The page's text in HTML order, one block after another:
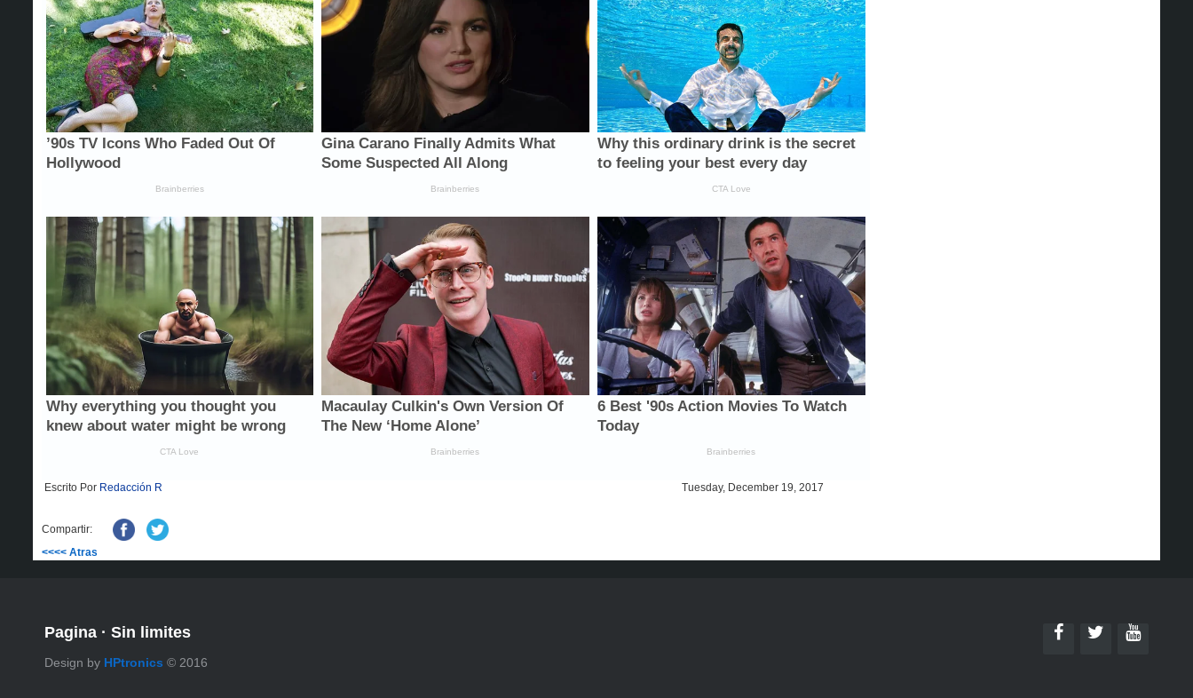
Escrito Por Redacción R Tuesday, December 19, 2017
Compartir:
<<<< Atras
Pagina · Sin limites
Design by HPtronics © 2016